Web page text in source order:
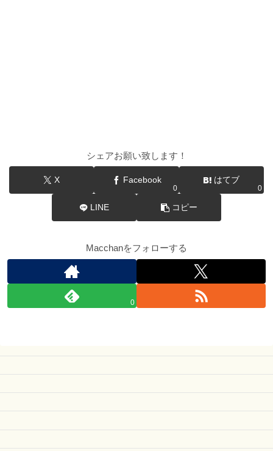
シェアお願い致します！
X Facebook
0
はてブ
0
LINE コピー
Macchanをフォローする
0